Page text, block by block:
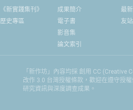
《新實踐集刊》
歷史專區
成果簡介
電子書
影音集
論文索引
最
友
「新作坊」內容均採 創用 CC
改作 3.0 台灣授權條款，歡迎在遵守授
研究資訊與深度調查成果。